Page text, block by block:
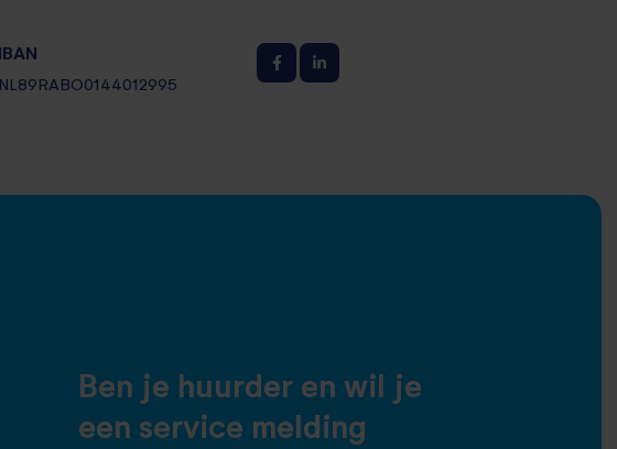
IBAN
NL89RABO0144012995
Ben je huurder en wil je
een service melding